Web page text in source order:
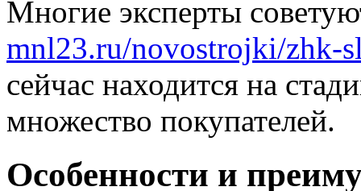
Многие эксперты
mnl23.ru/novostrojki/zhk-
сейчас находится на
множество покупателей.
Особенности и